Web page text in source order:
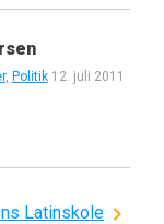
, Politik 12. juli 2011
Latinskole